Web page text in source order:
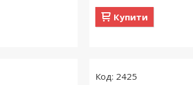
Купити
2425